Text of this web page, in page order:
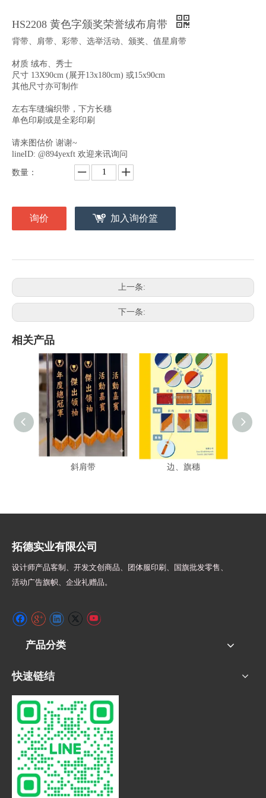
HS2208 黄色字颁奖荣誉绒布肩带
背带、肩带、彩带、选举活动、颁奖、值星肩带
材质 绒布、秀士
尺寸 13X90cm (展开13x180cm) 或15x90cm
其他尺寸亦可制作
左右车缝编织带，下方长穗
单色印刷或是全彩印刷
请来图估价 谢谢~
lineID: @894yexft 欢迎来讯询问
数量：
询价 加入询价篮
上一条:
下一条:
相关产品
HS2602-G 烫金荣誉绒布
斜肩带
背带搭配的配件、花
边、旗穗
拓德实业有限公司
设计师产品客制、开发文创商品、团体服印刷、 国旗批发零售、
活动广告旗帜、 企业礼赠品。
产品分类
快速链结